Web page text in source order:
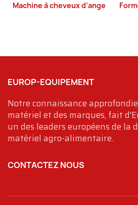
Machine à cheveux d’ange
EUROP-EQUIPEMENT
Notre connaissance
matériel et des marques, fait
un des leaders européens de la
matériel agro-alimentaire.
CONTACTEZ NOUS